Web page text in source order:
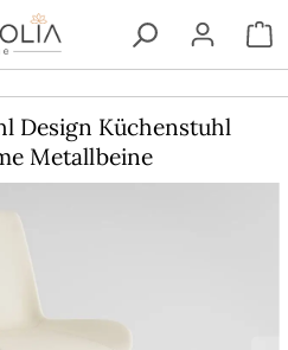
Design Küchenstuhl
Metallbeine